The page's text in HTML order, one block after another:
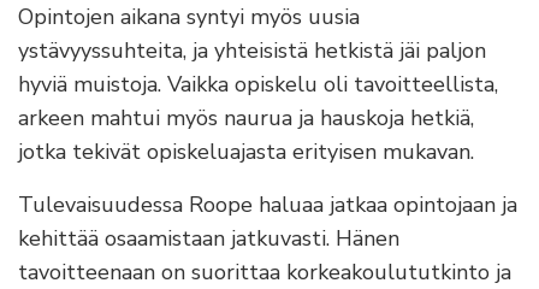
Opintojen aikana syntyi myös uusia
ystävyyssuhteita, ja yhteisistä hetkistä jäi paljon
hyviä muistoja. Vaikka opiskelu oli tavoitteellista,
arkeen mahtui myös naurua ja hauskoja hetkiä,
jotka tekivät opiskeluajasta erityisen mukavan.
Tulevaisuudessa Roope haluaa jatkaa opintojaan ja
kehittää osaamistaan jatkuvasti. Hänen
tavoitteenaan on suorittaa korkeakoulututkinto ja